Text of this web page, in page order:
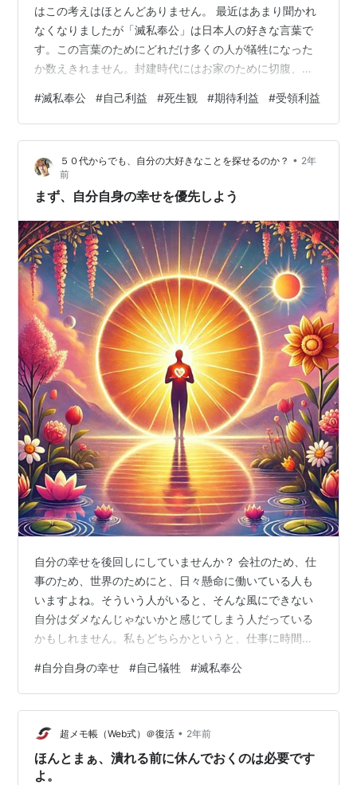
はこの考えはほとんどありません。 最近はあまり聞かれ
なくなりましたが「滅私奉公」は日本人の好きな言葉で
す。この言葉のためにどれだけ多くの人が犠牲になった
か数えきれません。封建時代にはお家のために切腹、太
は過労死をも厭わないのが「滅私奉公」です。さすが昨
今では過労死の問題などはあまり聞かれなくなりました
が、いわゆるブラック企業なるものが暗躍し、従業員の
人権を無視して労働を強いるケースもまだ見られます。
これらは、本来は日本人の美徳である誠を悪用したもと
の見方もできましょう。つまり「公の利」のため自…
#滅私奉公 #自己利益 #死生観 #期待利益 #受領利益
５０代からでも、自分の大好きなことを探せるのか？ • 2年
前
まず、自分自身の幸せを優先しよう
自分の幸せを後回しにしていませんか？ 会社のため、仕
事のため、世界のためにと、日々懸命に働いている人も
いますよね。そういう人がいると、そんな風にできない
自分はダメなんじゃないかと感じてしまう人だっている
かもしれません。私もどちらかというと、仕事に時間を
傾向があるなと思い、こんなことを書いています。もち
ろん、誰からのために頑張ることは良いことだと思いま
す。社会的にも評価されることでしょう。本人が望んで
やっているなら、問題ないと思います。 ですが、自分自
身の幸せを後回しにして、誰かのために頑張るのは、な
んか違うと思いませんか？本来なら、自分がやりた…
#自分自身の幸せ #自己犠牲 #滅私奉公
超メモ帳（Web式）＠復活 • 2年前
ほんとまぁ、潰れる前に休んでおくのは必要です
よ。